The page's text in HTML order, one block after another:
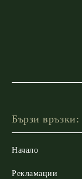
Бързи връзки:
Начало
Рекламации